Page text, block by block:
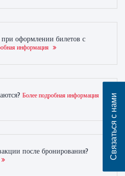
оформлении билетов с
информация
Более подробная информация
после бронирования? Связаться с нами